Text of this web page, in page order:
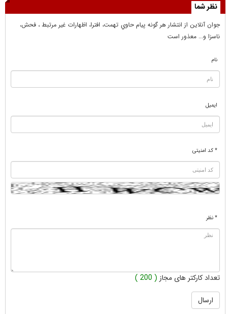
نظر شما
جوان آنلاين از انتشار هر گونه پيام حاوي تهمت، افترا، اظهارات غير مرتبط ، فحش،
ناسزا و... معذور است
نام
ایمیل
* کد امنیتی
* نظر
تعداد کارکتر های مجاز ( 200 )